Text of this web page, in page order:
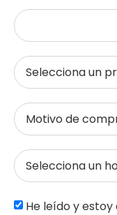
He leído y